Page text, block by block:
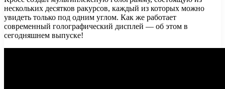
нескольких десятков ракурсов, каждый из которых можно
увидеть только под одним углом. Как же работает
современный голографический дисплей — об этом в
сегодняшнем выпуске!